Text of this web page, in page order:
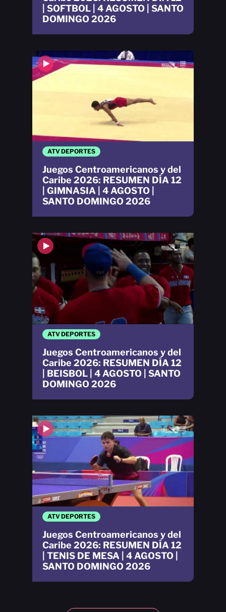
| SOFTBOL | 4 AGOSTO | SANTO
DOMINGO 2026
ATV DEPORTES
Juegos Centroamericanos y del
Caribe 2026: RESUMEN DÍA 12
| TENIS DE MESA | 4 AGOSTO |
SANTO DOMINGO 2026
ATV DEPORTES
Juegos Centroamericanos y del
Caribe 2026: RESUMEN DÍA 12
| BEISBOL | 4 AGOSTO | SANTO
DOMINGO 2026
ATV DEPORTES
Juegos Centroamericanos y del
Caribe 2026: RESUMEN DÍA 12
| GIMNASIA | 4 AGOSTO |
SANTO DOMINGO 2026